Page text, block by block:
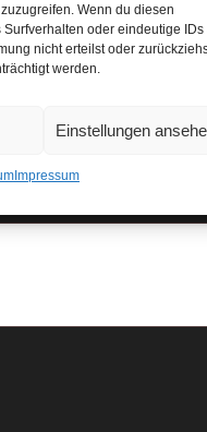
Wenn du diesen
oder eindeutige IDs
nicht erteilst oder
werden.
Einstellungen
Impressum
Mail*erforderlich
*erforderlich